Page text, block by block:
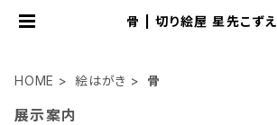
骨 | 切り絵屋 星先こずえ
HOME 絵はがき 骨
展示案内